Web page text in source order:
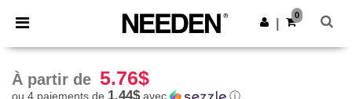
× Appli Needen
Meilleurs prix sur l’app !
Obtenir l'appli
0
À partir de 5.76$
ou 4 paiements de 1.44$avec ⓘ